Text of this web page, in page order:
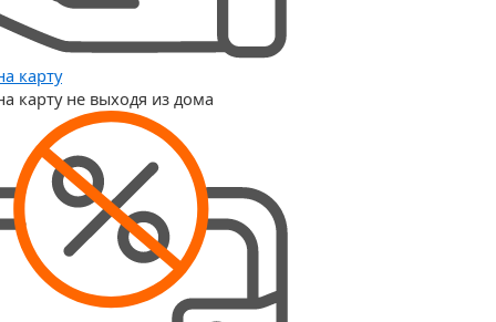
карту
карту не выходя из дома